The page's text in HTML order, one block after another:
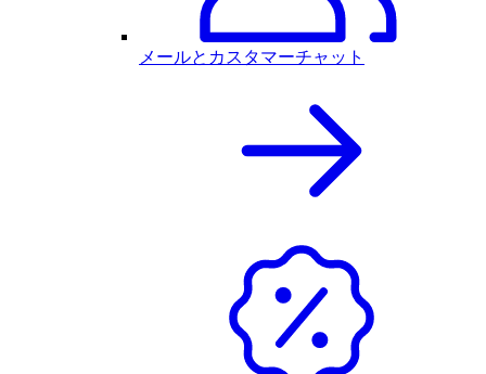
メールとカスタマーチャット